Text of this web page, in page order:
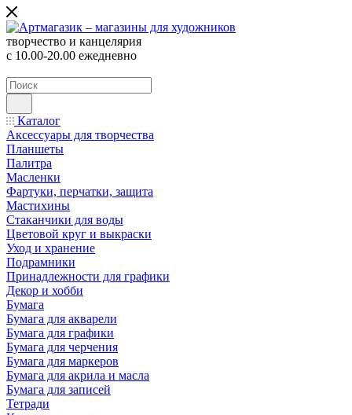
творчество и канцелярия
с 10.00-20.00 ежедневно
Каталог
Аксессуары для творчества
Планшеты
Палитра
Масленки
Фартуки, перчатки, защита
Мастихины
Стаканчики для воды
Цветовой круг и выкраски
Уход и хранение
Подрамники
Принадлежности для графики
Декор и хобби
Бумага
Бумага для акварели
Бумага для графики
Бумага для черчения
Бумага для маркеров
Бумага для акрила и масла
Бумага для записей
Тетради